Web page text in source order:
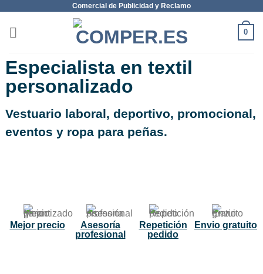
Comercial de Publicidad y Reclamo
0
Especialista en textil
personalizado
Vestuario laboral, deportivo, promocional,
eventos y ropa para peñas.
NUEVO Envio gratuito
Repetición
pedido
Asesoría
profesional
Mejor precio